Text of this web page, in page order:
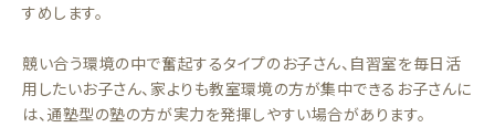
すめします。
競い合う環境の中で奮起するタイプのお子さん、自習室を毎日活
用したいお子さん、家よりも教室環境の方が集中できるお子さんに
は、通塾型の塾の方が実力を発揮しやすい場合があります。